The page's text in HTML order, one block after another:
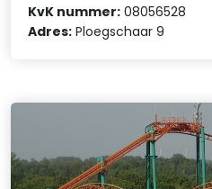
KvK nummer: 08056528
Adres: Ploegschaar 9